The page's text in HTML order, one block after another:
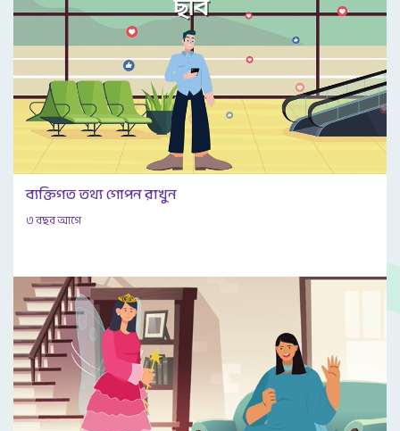
ব্যক্তিগত তথ্য গোপন রাখুন
৩ বছর আগে